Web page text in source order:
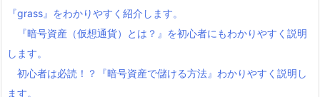
『grass』をわかりやすく紹介します。
『暗号資産（仮想通貨）とは？』を初心者にもわかりやすく説明
します。
初心者は必読！？『暗号資産で儲ける方法』わかりやすく説明し
ます。